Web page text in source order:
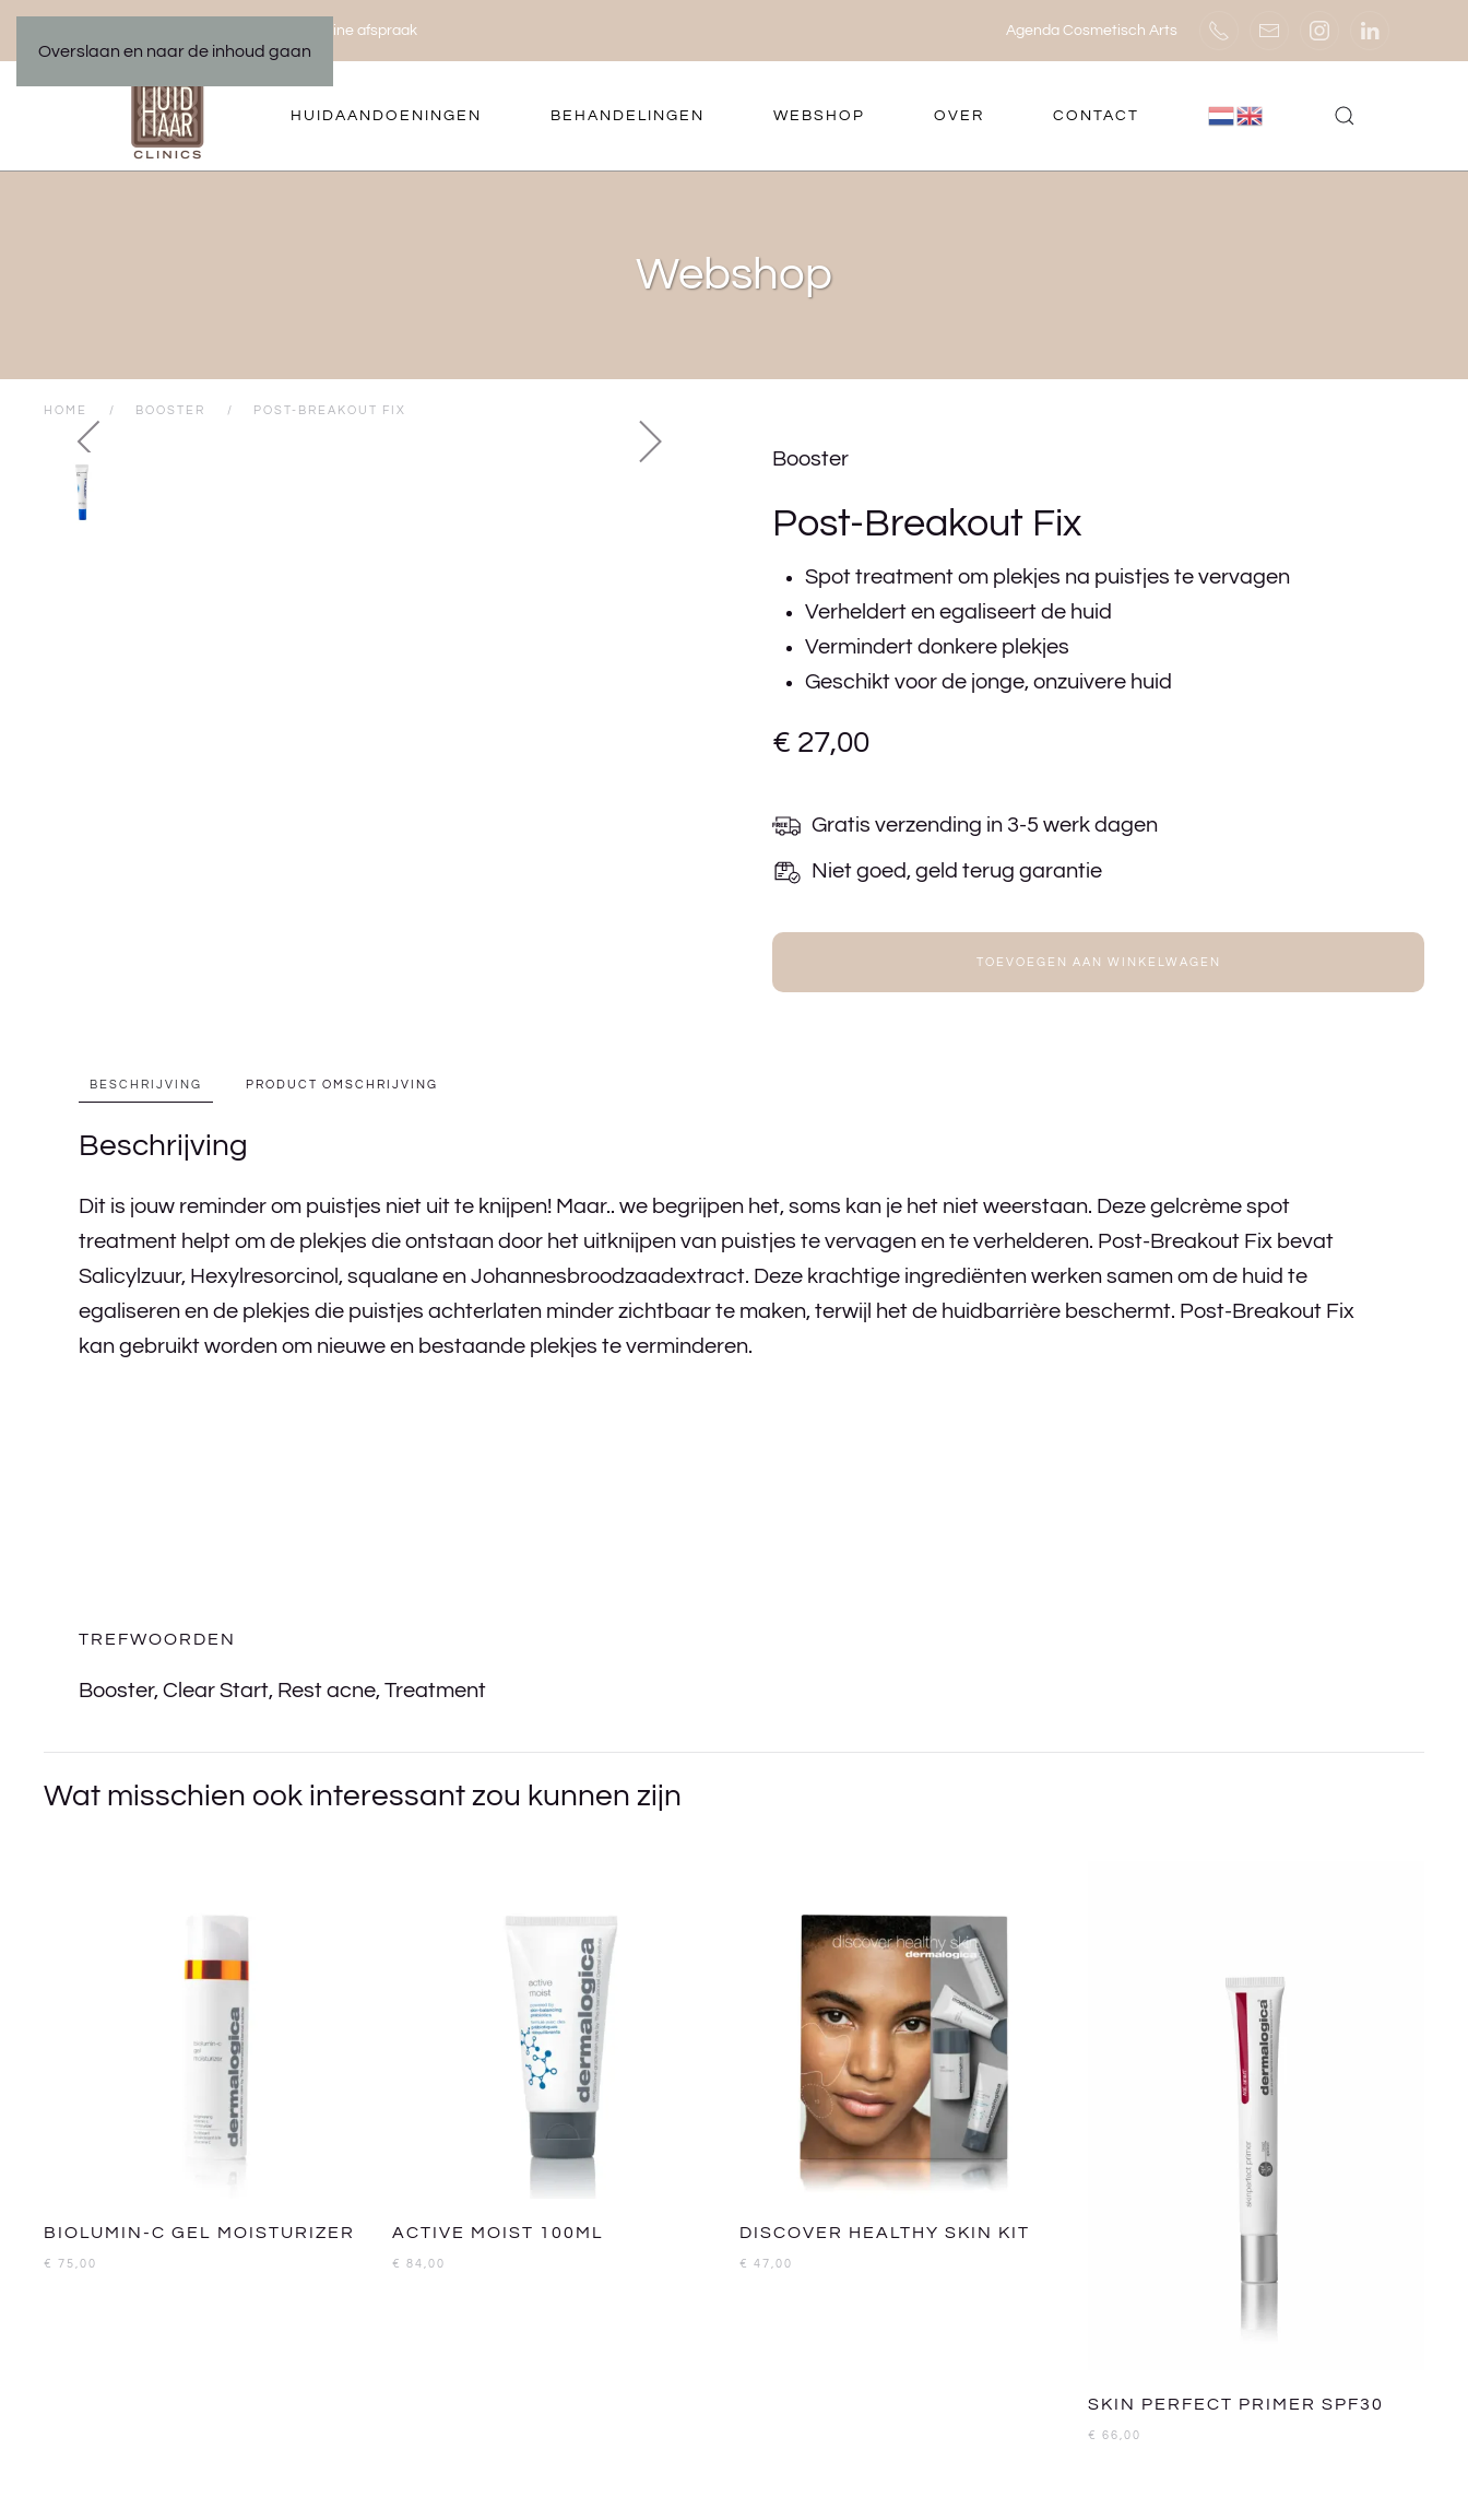
Overslaan en naar de inhoud gaan
Maak een online afspraak Agenda Cosmetisch Arts
HUIDAANDOENINGEN BEHANDELINGEN WEBSHOP OVER CONTACT
Webshop
HOME BOOSTER POST-BREAKOUT FIX
Booster
Post-Breakout Fix
Spot treatment om plekjes na puistjes te vervagen
Verheldert en egaliseert de huid
Vermindert donkere plekjes
Geschikt voor de jonge, onzuivere huid
€ 27,00
Gratis verzending in 3-5 werk dagen
Niet goed, geld terug garantie
TOEVOEGEN AAN WINKELWAGEN
BESCHRIJVING PRODUCT OMSCHRIJVING
Beschrijving
Dit is jouw reminder om puistjes niet uit te knijpen! Maar.. we begrijpen het, soms kan je het niet weerstaan. Deze gelcrème spot
treatment helpt om de plekjes die ontstaan door het uitknijpen van puistjes te vervagen en te verhelderen. Post-Breakout Fix bevat
Salicylzuur, Hexylresorcinol, squalane en Johannesbroodzaadextract. Deze krachtige ingrediënten werken samen om de huid te
egaliseren en de plekjes die puistjes achterlaten minder zichtbaar te maken, terwijl het de huidbarrière beschermt. Post-Breakout Fix
kan gebruikt worden om nieuwe en bestaande plekjes te verminderen.
TREFWOORDEN
Booster, Clear Start, Rest acne, Treatment
Wat misschien ook interessant zou kunnen zijn
BIOLUMIN-C GEL MOISTURIZER
€ 75,00
ACTIVE MOIST 100ML
€ 84,00
DISCOVER HEALTHY SKIN KIT
€ 47,00
SKIN PERFECT PRIMER SPF30
€ 66,00